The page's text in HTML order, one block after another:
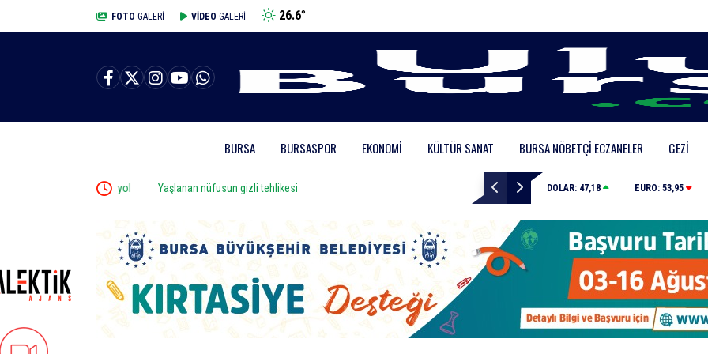
FOTO GALERİ VİDEO GALERİ 26.6°
BURSA BURSASPOR EKONOMI KÜLTÜR SANAT BURSA NÖBETÇI ECZANELER GEZI
Yaşlanan nüfusun gizli tehlikesi Polisin yanında bile durmadılar… Tarihi Arapşükrü
DOLAR: 47,18 EURO: 53,95